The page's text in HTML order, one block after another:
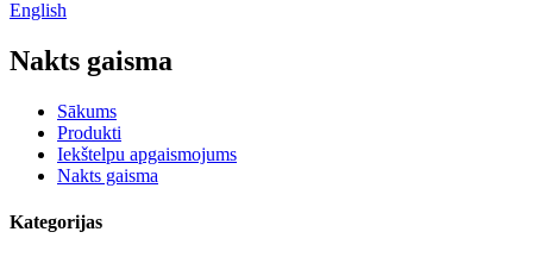
English
Nakts gaisma
Sākums
Produkti
Iekštelpu apgaismojums
Nakts gaisma
Kategorijas